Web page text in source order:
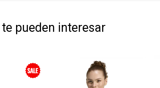
pueden interesar